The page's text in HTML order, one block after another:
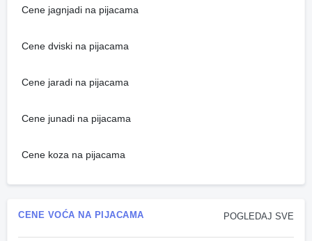
Cene jagnjadi na pijacama
Cene dviski na pijacama
Cene jaradi na pijacama
Cene junadi na pijacama
Cene koza na pijacama
POGLEDAJ SVE
CENE VOĆA NA PIJACAMA